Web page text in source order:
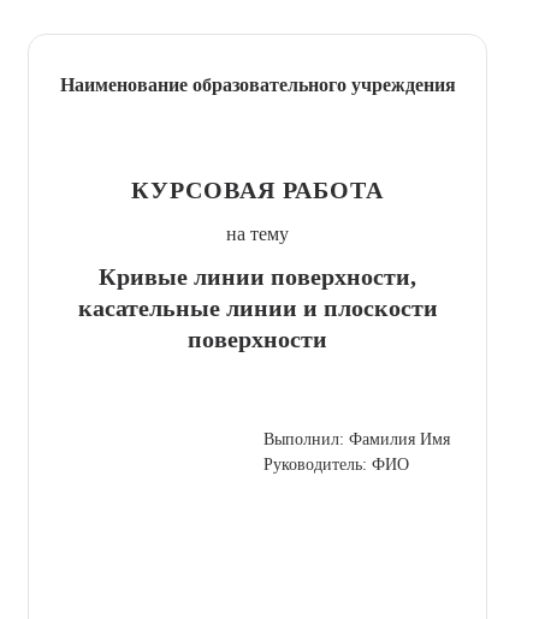
Наименование образовательного учреждения
КУРСОВАЯ РАБОТА
на тему
Кривые линии поверхности,
касательные линии и плоскости
поверхности
Выполнил: Фамилия Имя
Руководитель: ФИО